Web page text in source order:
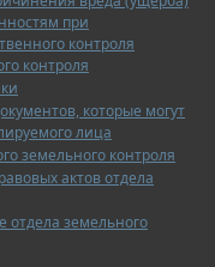
при
контроля
контроля
которые могут
лица
земельного контроля
актов отдела
отдела земельного